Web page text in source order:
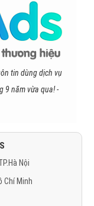
tin dùng dịch vụ
9 năm vừa qua! -
Nội
Chí Minh